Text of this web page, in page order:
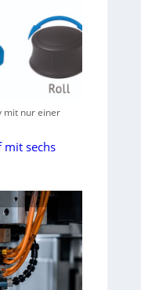
mit nur einer
mit sechs